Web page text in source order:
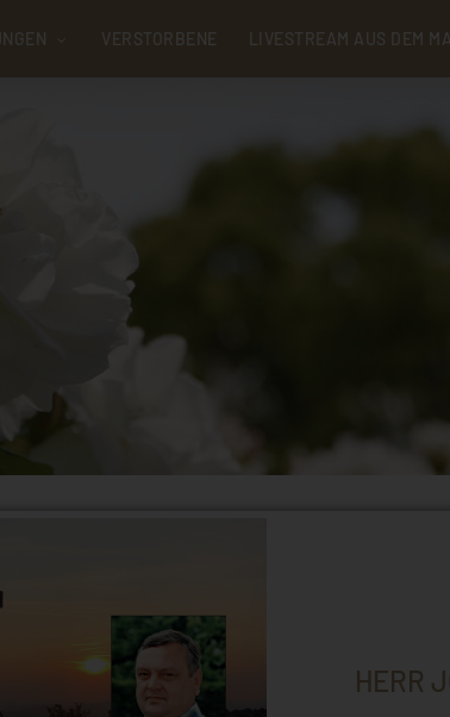
VERSTORBENE LIVESTREAM AUS DEM
HERR